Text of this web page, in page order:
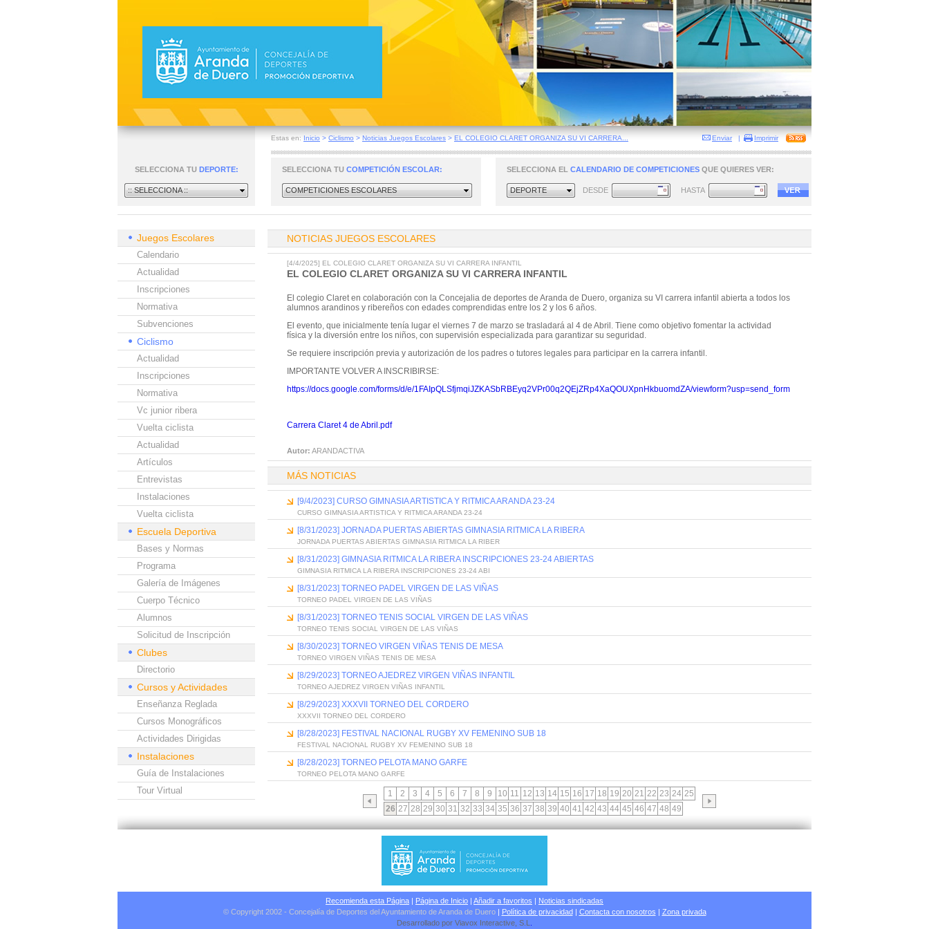
Estas en: Inicio > Ciclismo > Noticias Juegos Escolares > EL COLEGIO CLARET ORGANIZA SU VI CARRERA... Enviar | Imprimir
SELECCIONA TU DEPORTE:
:: SELECCIONA ::
SELECCIONA TU COMPETICIÓN ESCOLAR:
COMPETICIONES ESCOLARES
SELECCIONA EL CALENDARIO DE COMPETICIONES QUE QUIERES VER:
DEPORTE DESDE HASTA
Juegos Escolares
Calendario
Actualidad
Inscripciones
Normativa
Subvenciones
Ciclismo
Actualidad
Inscripciones
Normativa
Vc junior ribera
Vuelta ciclista
Actualidad
Artículos
Entrevistas
Instalaciones
Vuelta ciclista
Escuela Deportiva
Bases y Normas
Programa
Galería de Imágenes
Cuerpo Técnico
Alumnos
Solicitud de Inscripción
Clubes
Directorio
Cursos y Actividades
Enseñanza Reglada
Cursos Monográficos
Actividades Dirigidas
Instalaciones
Guía de Instalaciones
Tour Virtual
NOTICIAS JUEGOS ESCOLARES
[4/4/2025] EL COLEGIO CLARET ORGANIZA SU VI CARRERA INFANTIL
EL COLEGIO CLARET ORGANIZA SU VI CARRERA INFANTIL
El colegio Claret en colaboración con la Concejalia de deportes de Aranda de Duero, organiza su VI carrera infantil abierta a todos los
alumnos arandinos y ribereños con edades comprendidas entre los 2 y los 6 años.
El evento, que inicialmente tenía lugar el viernes 7 de marzo se trasladará al 4 de Abril. Tiene como objetivo fomentar la actividad
física y la diversión entre los niños, con supervisión especializada para garantizar su seguridad.
Se requiere inscripción previa y autorización de los padres o tutores legales para participar en la carrera infantil.
IMPORTANTE VOLVER A INSCRIBIRSE:
https://docs.google.com/forms/d/e/1FAIpQLSfjmqiJZKASbRBEyq2VPr00q2QEjZRp4XaQOUXpnHkbuomdZA/viewform?usp=send_form
Carrera Claret 4 de Abril.pdf
Autor: ARANDACTIVA
MÁS NOTICIAS
[9/4/2023] CURSO GIMNASIA ARTISTICA Y RITMICA ARANDA 23-24
CURSO GIMNASIA ARTISTICA Y RITMICA ARANDA 23-24
[8/31/2023] JORNADA PUERTAS ABIERTAS GIMNASIA RITMICA LA RIBERA
JORNADA PUERTAS ABIERTAS GIMNASIA RITMICA LA RIBER
[8/31/2023] GIMNASIA RITMICA LA RIBERA INSCRIPCIONES 23-24 ABIERTAS
GIMNASIA RITMICA LA RIBERA INSCRIPCIONES 23-24 ABI
[8/31/2023] TORNEO PADEL VIRGEN DE LAS VIÑAS
TORNEO PADEL VIRGEN DE LAS VIÑAS
[8/31/2023] TORNEO TENIS SOCIAL VIRGEN DE LAS VIÑAS
TORNEO TENIS SOCIAL VIRGEN DE LAS VIÑAS
[8/30/2023] TORNEO VIRGEN VIÑAS TENIS DE MESA
TORNEO VIRGEN VIÑAS TENIS DE MESA
[8/29/2023] TORNEO AJEDREZ VIRGEN VIÑAS INFANTIL
TORNEO AJEDREZ VIRGEN VIÑAS INFANTIL
[8/29/2023] XXXVII TORNEO DEL CORDERO
XXXVII TORNEO DEL CORDERO
[8/28/2023] FESTIVAL NACIONAL RUGBY XV FEMENINO SUB 18
FESTIVAL NACIONAL RUGBY XV FEMENINO SUB 18
[8/28/2023] TORNEO PELOTA MANO GARFE
TORNEO PELOTA MANO GARFE
1 2 3 4 5 6 7 8 9 10 11 12 13 14 15 16 17 18 19 20 21 22 23 24 25
26 27 28 29 30 31 32 33 34 35 36 37 38 39 40 41 42 43 44 45 46 47 48 49
Recomienda esta Página | Página de Inicio | Añadir a favoritos | Noticias sindicadas
© Copyright 2002 - Concejalía de Deportes del Ayuntamiento de Aranda de Duero| Política de privacidad| Contacta con nosotros | Zona privada
Desarrollado por Viavox Interactive , S.L